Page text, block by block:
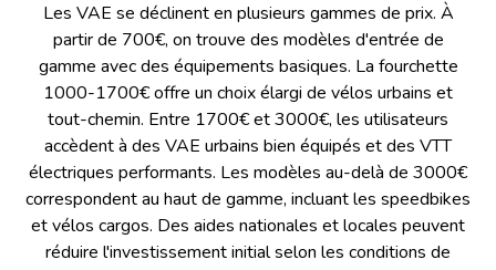
Les VAE se déclinent en plusieurs gammes de prix. À
partir de 700€, on trouve des modèles d'entrée de
gamme avec des équipements basiques. La fourchette
1000-1700€ offre un choix élargi de vélos urbains et
tout-chemin. Entre 1700€ et 3000€, les utilisateurs
accèdent à des VAE urbains bien équipés et des VTT
électriques performants. Les modèles au-delà de 3000€
correspondent au haut de gamme, incluant les speedbikes
et vélos cargos. Des aides nationales et locales peuvent
réduire l'investissement initial selon les conditions de